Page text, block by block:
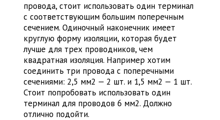
провода, стоит использовать один терминал
с соответствующим большим поперечным
сечением. Одиночный наконечник имеет
круглую форму изоляции, которая будет
лучше для трех проводников, чем
квадратная изоляция. Например хотим
соединить три провода с поперечными
сечениями: 2,5 мм2 — 2 шт. и 1,5 мм2 — 1 шт.
Стоит попробовать использовать один
терминал для проводов 6 мм2. Должно
отлично подойти.